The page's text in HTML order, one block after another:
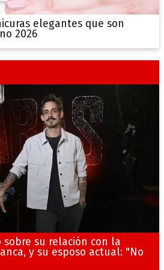
elegantes que son
2026
sobre su relación con la
y su esposo actual: "No